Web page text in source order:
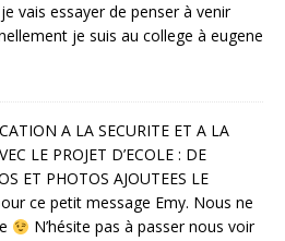
vais essayer de penser à venir
je suis au college à eugene
A LA SECURITE ET A LA
LE PROJET D’ECOLE : DE
ET PHOTOS AJOUTEES LE
ce petit message Emy. Nous ne
N’hésite pas à passer nous voir